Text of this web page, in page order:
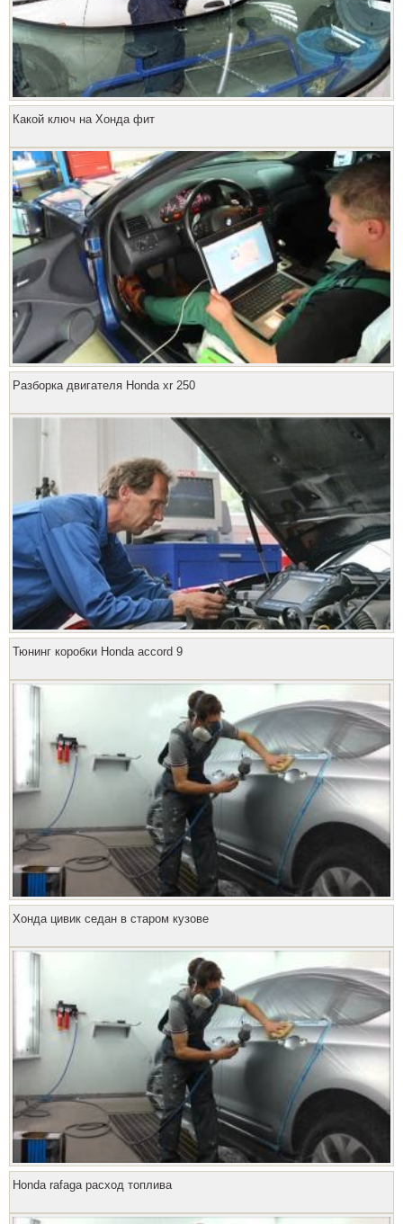
Какой ключ на Хонда фит
Разборка двигателя Honda xr 250
Тюнинг коробки Honda accord 9
Хонда цивик седан в старом кузове
Honda rafaga расход топлива